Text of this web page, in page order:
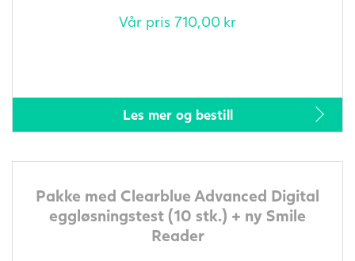
Vår pris 710,00 kr
Les mer og bestill
Pakke med Clearblue Advanced Digital
eggløsningstest (10 stk.) + ny Smile
Reader